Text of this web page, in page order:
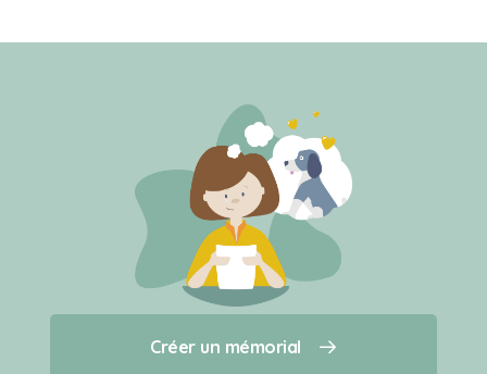
Créer un mémorial
Qui sommes-nous ?
Créer un mémorial